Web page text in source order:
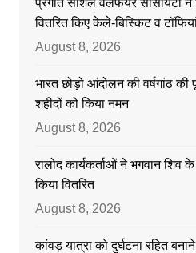
वितरित किए केले-बिस्किट व
August 8, 2026
भारत छोड़ो आंदोलन की वर्षगांठ की
शहीदों को किया नमन
August 8, 2026
रालोद कार्यकर्ताओं ने भगवान शिव
किया वितरित
August 8, 2026
कांवड़ यात्रा को दुर्घटना रहित